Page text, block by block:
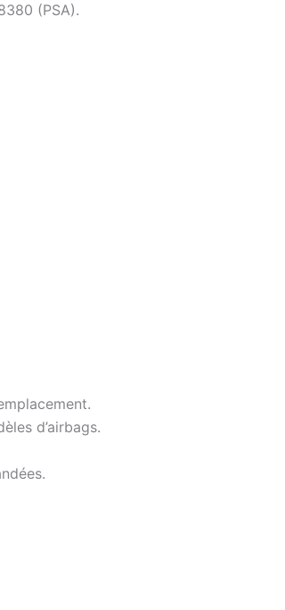
(PSA).
d’airbags.